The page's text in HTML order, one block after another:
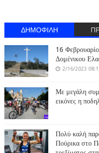
ΔΗΜΟΦΙΛΗ
16
Δομένικου
2/16/2023
Με μεγάλη
εικόνες η
Πολύ καλή
Πούρικα στο